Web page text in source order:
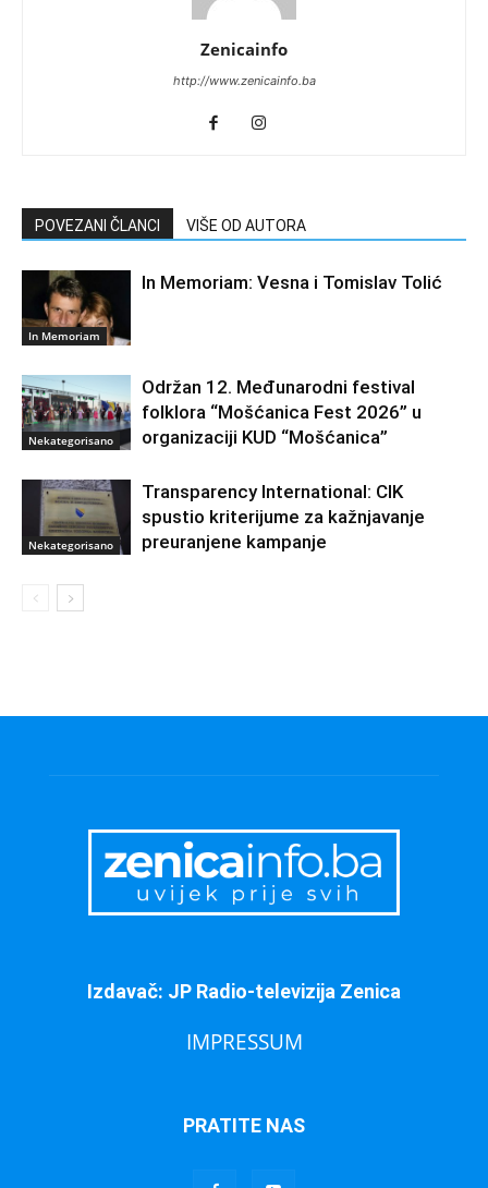
Zenicainfo
http://www.zenicainfo.ba
POVEZANI ČLANCI VIŠE OD AUTORA
In Memoriam
In Memoriam: Vesna i Tomislav Tolić
Nekategorisano
Održan 12. Međunarodni festival
folklora “Mošćanica Fest 2026” u
organizaciji KUD “Mošćanica”
Nekategorisano
Transparency International: CIK
spustio kriterijume za kažnjavanje
preuranjene kampanje
Izdavač: JP Radio-televizija Zenica
IMPRESSUM
PRATITE NAS